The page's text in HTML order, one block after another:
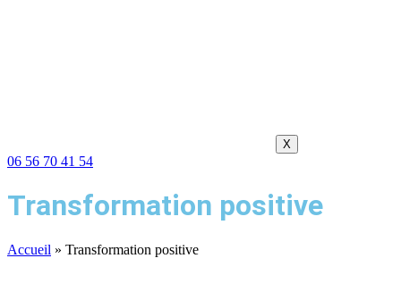
X
06 56 70 41 54
Transformation positive
Accueil » Transformation positive